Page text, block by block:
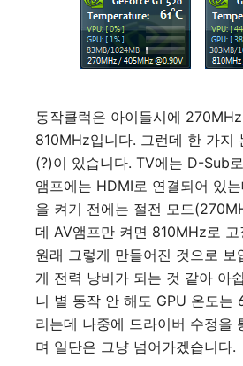
동작클럭은 아이들시에
810MHz입니다. 그런데 한 가지
(?)이 있습니다. TV에는 D-Sub
앰프에는 HDMI로 연결되어 있
을 켜기 전에는 절전 모드
데 AV앰프만 켜면 810MHz로 고
원래 그렇게 만들어진 것으로 보
게 전력 낭비가 되는 것 같아 아
니 별 동작 안 해도 GPU 온도는
리는데 나중에 드라이버 수정을
며 일단은 그냥 넘어가겠습니다.